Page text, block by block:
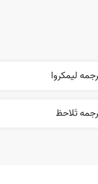
ليمکروا
تَلاحظ